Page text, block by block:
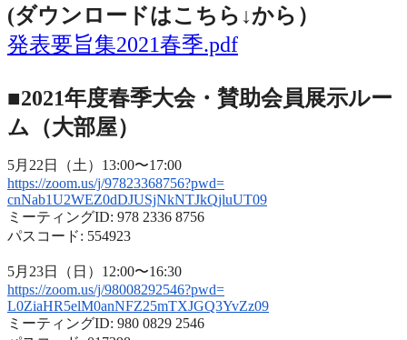
(ダウンロードはこちら↓から ）
発表要旨集2021春季.pdf
■2021年度春季大会・賛助会員展示ルー
ム（大部屋）
5月22日（土）13:00〜17:00
https://zoom.us/j/97823368756?pwd=
cnNab1U2WEZ0dDJUSjNkNTJkQjluUT09
ミーティングID: 978 2336 8756
パスコード: 554923
5月23日（日）12:00〜16:30
https://zoom.us/j/98008292546?pwd=
L0ZiaHR5elM0anNFZ25mTXJGQ3YvZz09
ミーティングID: 980 0829 2546